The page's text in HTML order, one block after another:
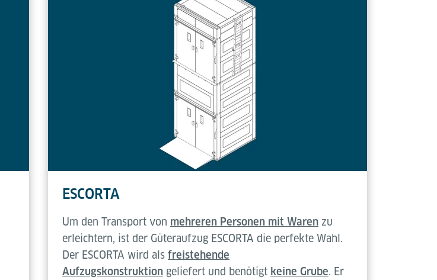
ESCORTA
Um den Transport von mehreren Personen mit Waren zu
erleichtern, ist der Güteraufzug ESCORTA die perfekte Wahl.
Der ESCORTA wird als freistehende
Aufzugskonstruktion geliefert und benötigt keine Grube. Er